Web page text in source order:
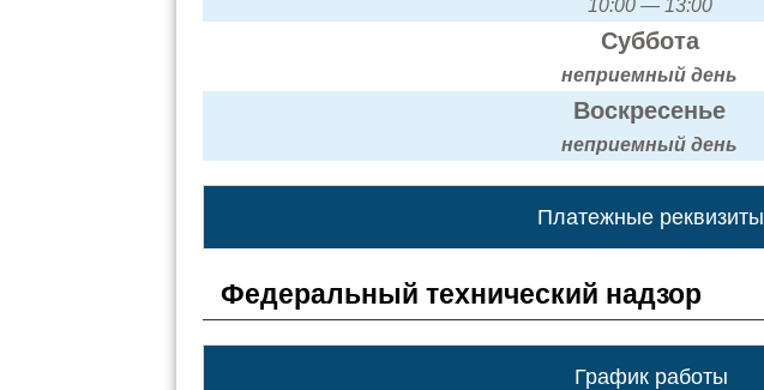
10:00 — 13:00
Суббота
неприемный день
Воскресенье
неприемный день
Платежные реквизиты
Федеральный технический надзор
График работы